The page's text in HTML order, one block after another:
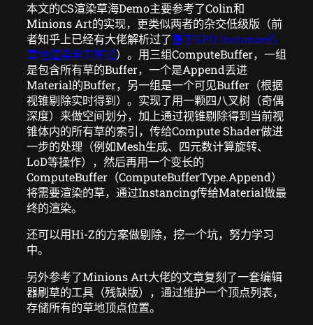
本文的CS渲染草海Demo主要参考了Colin和
Minions Art的实现，更类似两者的杂交低级版（前
者知乎上已经有大佬解析过了基于GPU Instance的
草地渲染学习笔记）。用三组ComputeBuffer，一组
是包含所有草的Buffer，一个是Append丢进
Material的Buffer，另一组是一个可见Buffer（根据
视锥剔除实时得到）。实现了用一颗四八叉树（奇偶
深度）来做空间划分，加上通过视锥剔除得到当前视
锥体内的所有草的索引，传给Compute Shader做进
一步的处理（例如Mesh生成、四元数计算旋转、
LoD等操作），然后再用一个变长的
ComputeBuffer（ComputeBufferType.Append）
将需要渲染的草，通过Instancing传给Material做最
终的渲染。
还可以用Hi-Z的方案做剔除，挖一个坑，努力学习
中。
另外参考了Minions Art大佬的文章复刻了一套编辑
器刷草的工具（残缺版），通过维护一个顶点列表，
存储所有的草地顶点位置。